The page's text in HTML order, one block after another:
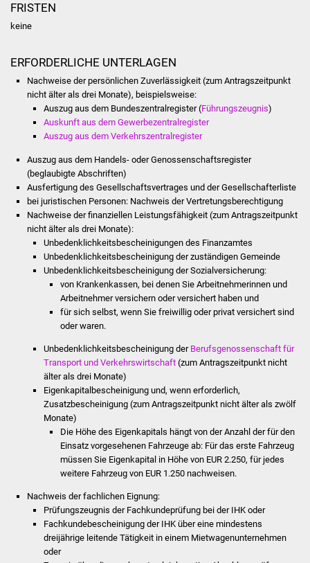
Jugendhaus
Fachteam Jugend
Kinder- und
Familienzentrum
Stadtwerke
NETZMonitor
Gesundheit und Notfall
Pflege von Angehörigen
Hitzewarnung / UV-
Index
ÖPNV
Bürgerbus (MOBS)
Abfall und Entsorgung
Kultur & Freizeit
FRISTEN
keine
ERFORDERLICHE UNTERLAGEN
Nachweise der persönlichen Zuverlässigkeit (zum Antragszeitpunkt
nicht älter als drei Monate), beispielsweise:
Auszug aus dem Bundeszentralregister (Führungszeugnis)
Auskunft aus dem Gewerbezentralregister
Auszug aus dem Verkehrszentralregister
Auszug aus dem Handels- oder Genossenschaftsregister
(beglaubigte Abschriften)
Ausfertigung des Gesellschaftsvertrages und der Gesellschafterliste
bei juristischen Personen: Nachweis der Vertretungsberechtigung
Nachweise der finanziellen Leistungsfähigkeit (zum Antragszeitpunkt
nicht älter als drei Monate):
Unbedenklichkeitsbescheinigungen des Finanzamtes
Unbedenklichkeitsbescheinigung der zuständigen Gemeinde
Unbedenklichkeitsbescheinigung der Sozialversicherung:
von Krankenkassen, bei denen Sie Arbeitnehmerinnen und
Arbeitnehmer versichern oder versichert haben und
für sich selbst, wenn Sie freiwillig oder privat versichert sind
oder waren.
Unbedenklichkeitsbescheinigung der Berufsgenossenschaft für
Transport und Verkehrswirtschaft (zum Antragszeitpunkt nicht
älter als drei Monate)
Eigenkapitalbescheinigung und, wenn erforderlich,
Zusatzbescheinigung (zum Antragszeitpunkt nicht älter als zwölf
Monate)
Die Höhe des Eigenkapitals hängt von der Anzahl der für den
Einsatz vorgesehenen Fahrzeuge ab: Für das erste Fahrzeug
müssen Sie Eigenkapital in Höhe von EUR 2.250, für jedes
weitere Fahrzeug von EUR 1.250 nachweisen.
Nachweis der fachlichen Eignung:
Prüfungszeugnis der Fachkundeprüfung bei der IHK oder
Fachkundebescheinigung der IHK über eine mindestens
dreijährige leitende Tätigkeit in einem Mietwagenunternehmen
oder